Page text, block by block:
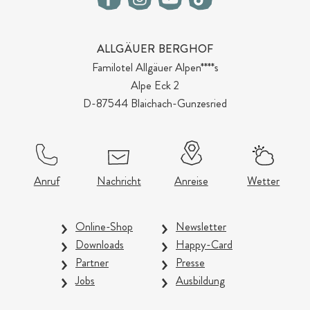
ALLGÄUER BERGHOF
Familotel Allgäuer Alpen****s
Alpe Eck 2
D-87544 Blaichach-Gunzesried
Anruf Nachricht Anreise Wetter
Online-Shop
Newsletter
Downloads
Happy-Card
Partner
Presse
Jobs
Ausbildung